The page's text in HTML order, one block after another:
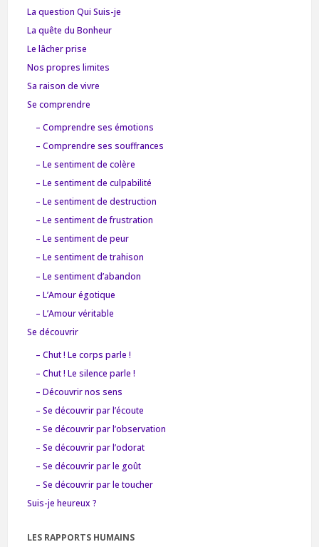
La question Qui Suis-je
La quête du Bonheur
Le lâcher prise
Nos propres limites
Sa raison de vivre
Se comprendre
– Comprendre ses émotions
– Comprendre ses souffrances
– Le sentiment de colère
– Le sentiment de culpabilité
– Le sentiment de destruction
– Le sentiment de frustration
– Le sentiment de peur
– Le sentiment de trahison
– Le sentiment d’abandon
– L’Amour égotique
– L’Amour véritable
Se découvrir
– Chut ! Le corps parle !
– Chut ! Le silence parle !
– Découvrir nos sens
– Se découvrir par l’écoute
– Se découvrir par l’observation
– Se découvrir par l’odorat
– Se découvrir par le goût
– Se découvrir par le toucher
Suis-je heureux ?
LES RAPPORTS HUMAINS